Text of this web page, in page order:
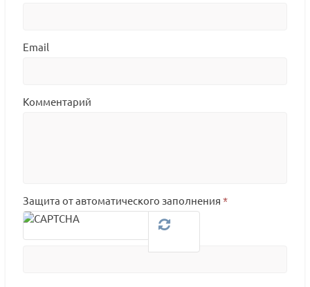
Email
Комментарий
Защита от автоматического заполнения *